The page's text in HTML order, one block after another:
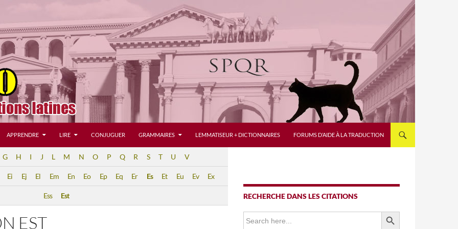
APPRENDRE LIRE CONJUGUER GRAMMAIRES LEMMATISEUR + DICTIONNAIRES FORUMS D’AIDE À LA TRADUCTION
G H I J L M N O P Q R S T U V
Ei Ej El Em En Eo Ep Eq Er Es Et Eu Ev Ex
Ess Est
EST
RECHERCHE DANS LES CITATIONS
Search
for:
SEARCH BUTTON